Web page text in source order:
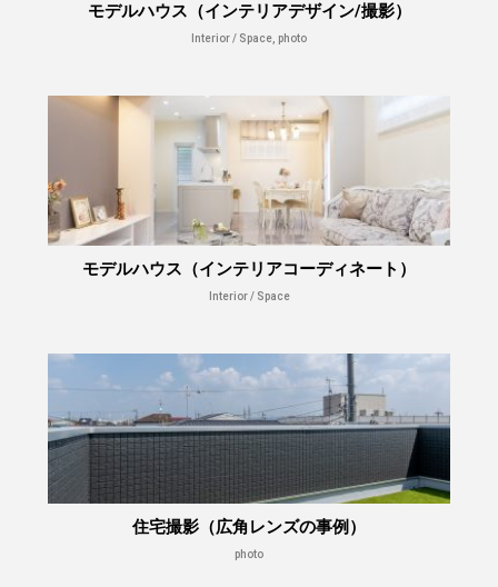
モデルハウス（インテリアデザイン/撮影）
Interior / Space, photo
モデルハウス（インテリアコーディネート）
Interior / Space
住宅撮影（広角レンズの事例）
photo